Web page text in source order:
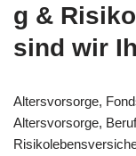
g &
sind wir
Altersvorsorge,
Altersvorsorge,